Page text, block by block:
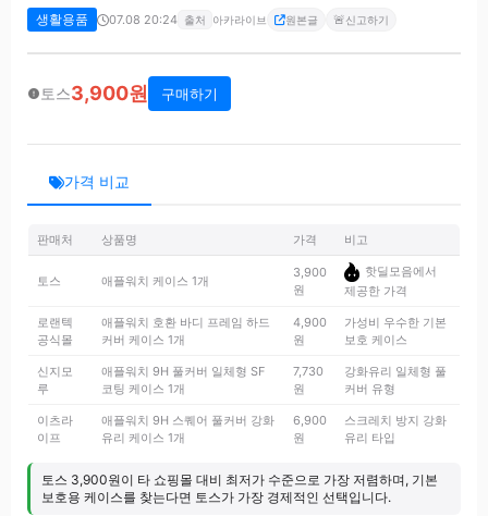
생활용품 07.08 20:24 출처 아카라이브 원본글 🚨신고하기
토스3,900원 구매하기
가격 비교
판매처 상품명 가격 비고
토스 애플워치 케이스 1개
3,900
원
핫딜모음에서
제공한 가격
로랜텍
공식몰
애플워치 호환 바디 프레임 하드
커버 케이스 1개
4,900
원
가성비 우수한 기본
보호 케이스
신지모
루
애플워치 9H 풀커버 일체형 SF
코팅 케이스 1개
7,730
원
강화유리 일체형 풀
커버 유형
이츠라
이프
애플워치 9H 스퀘어 풀커버 강화
유리 케이스 1개
6,900
원
스크레치 방지 강화
유리 타입
토스 3,900원이 타 쇼핑몰 대비 최저가 수준으로 가장 저렴하며, 기본
보호용 케이스를 찾는다면 토스가 가장 경제적인 선택입니다.